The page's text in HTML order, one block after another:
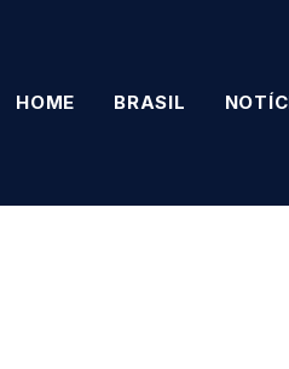
HOME BRASIL